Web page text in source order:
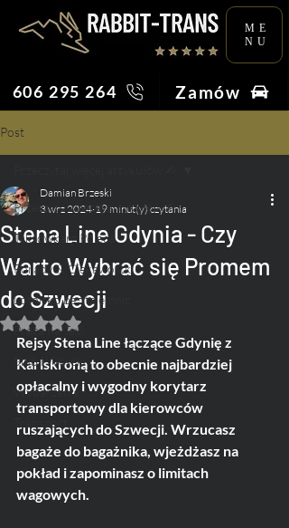
ME
NU
606 295 264 Zamów
Post
Przeczytaj więcej artykułów ✍︎
Taksówkarz Poleca
Porady & Ciekawostki
Lotnisko bez tajemnic
Praca na Taxi
Ślub i Wesele
Wydarzenia
Transport
Stena Line Gdynia - Czy
Warto Wybrać się Promem
do Szwecji
Damian Brzeski
3 wrz 2024 19 minut(y) czytania
Oceniono na NaN z 5 gwiazdek.
Rejsy Stena Line łączące Gdynię z
Karlskroną to obecnie najbardziej
opłacalny i wygodny korytarz
transportowy dla kierowców
ruszających do Szwecji. Wrzucasz
bagaże do bagażnika, wjeżdżasz na
pokład i zapominasz o limitach
wagowych.